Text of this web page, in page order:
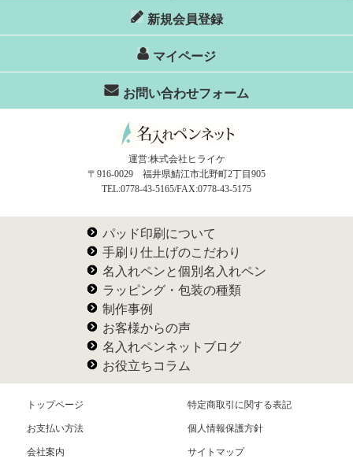
新規会員登録
マイページ
お問い合わせフォーム
運営:株式会社ヒライケ
〒916-0029 福井県鯖江市北野町2丁目905
TEL:0778-43-5165/FAX:0778-43-5175
パッド印刷について
手刷り仕上げのこだわり
名入れペンと個別名入れペン
ラッピング・包装の種類
制作事例
お客様からの声
名入れペンネットブログ
お役立ちコラム
トップページ 特定商取引に関する表記
お支払い方法 個人情報保護方針
会社案内 サイトマップ